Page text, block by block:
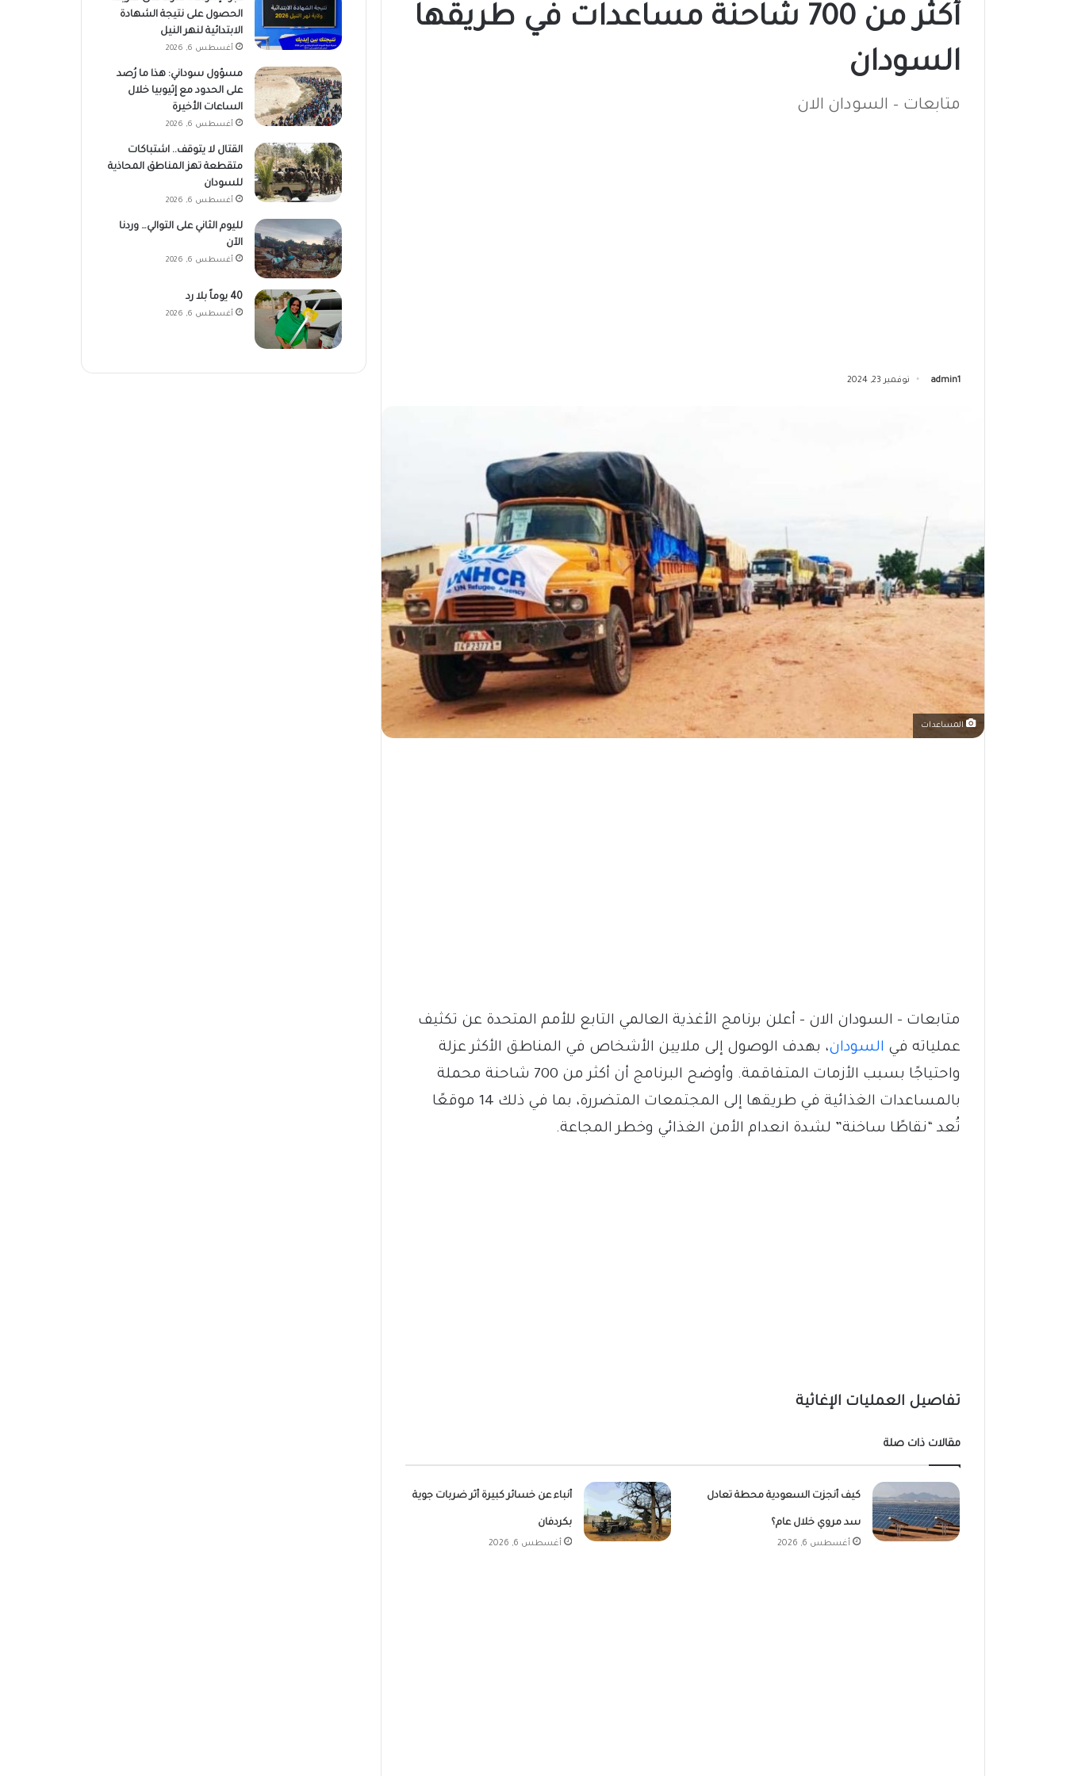
أكثر من 700 شاحنة مساعدات في طريقها
السودان
متابعات – السودان الان
admin1 نوفمبر 23, 2024
المساعدات
متابعات – السودان الان – أعلن برنامج الأغذية العالمي التابع للأمم المتحدة عن تكثيف
عملياته في السودان، بهدف الوصول إلى ملايين الأشخاص في المناطق الأكثر عزلة
واحتياجًا بسبب الأزمات المتفاقمة. وأوضح البرنامج أن أكثر من 700 شاحنة محملة
بالمساعدات الغذائية في طريقها إلى المجتمعات المتضررة، بما في ذلك 14 موقعًا
تُعد “نقاطًا ساخنة” لشدة انعدام الأمن الغذائي وخطر المجاعة.
تفاصيل العمليات الإغاثية
مقالات ذات صلة
كيف أنجزت السعودية محطة تعادل
سد مروي خلال عام؟
أغسطس 6, 2026
أنباء عن خسائر كبيرة أثر ضربات جوية
بكردفان
أغسطس 6, 2026
الحصول على نتيجة الشهادة
الابتدائية لنهر النيل
أغسطس 6, 2026
مسؤول سوداني: هذا ما رُصد
على الحدود مع إثيوبيا خلال
الساعات الأخيرة
أغسطس 6, 2026
القتال لا يتوقف.. اشتباكات
متقطعة تهز المناطق المحاذية
للسودان
أغسطس 6, 2026
لليوم الثاني على التوالي… وردنا
الآن
أغسطس 6, 2026
40 يوماً بلا رد
أغسطس 6, 2026